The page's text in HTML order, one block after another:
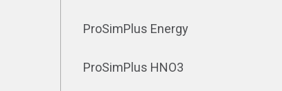
ProSimPlus Energy
ProSimPlus HNO3